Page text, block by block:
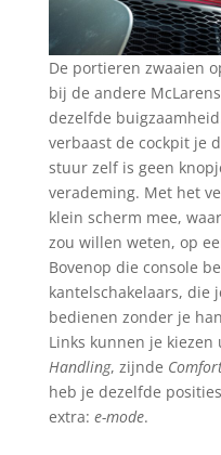
De portieren zwaaien
bij de andere
dezelfde
verbaast de cockpit je
stuur zelf is geen
verademing. Met het
klein scherm mee,
zou willen weten, op
Bovenop die console
kantelschakelaars, die
bedienen zonder je
Links kunnen je
Handling, zijnde
heb je dezelfde
extra: e-mode.